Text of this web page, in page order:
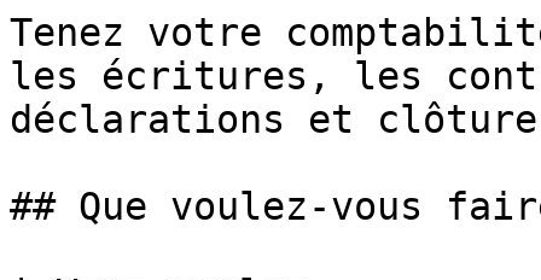
Tenez votre
les écritures, les
déclarations et
## Que voulez-vous